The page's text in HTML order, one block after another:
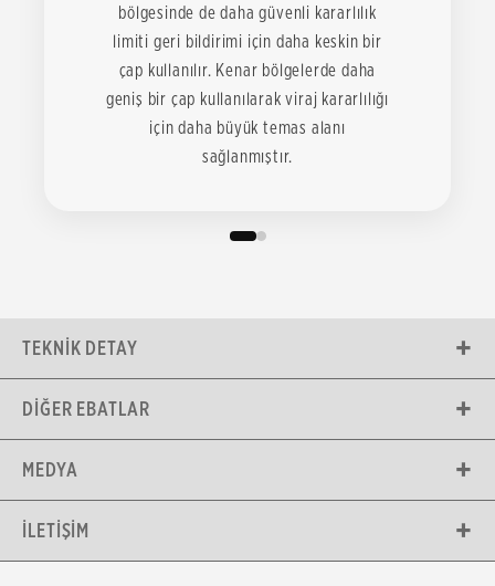
bölgesinde de daha güvenli kararlılık
limiti geri bildirimi için daha keskin bir
çap kullanılır. Kenar bölgelerde daha
geniş bir çap kullanılarak viraj kararlılığı
için daha büyük temas alanı
sağlanmıştır.
TEKNIK DETAY
DIĞER EBATLAR
MEDYA
İLETIŞIM